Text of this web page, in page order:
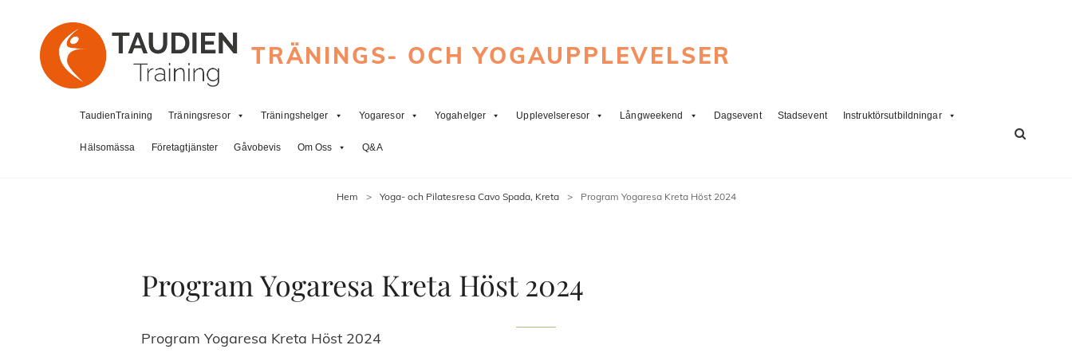
TRÄNINGS- OCH YOGAUPPLEVELSER
TaudienTraining Träningsresor Träningshelger Yogaresor Yogahelger Upplevelseresor Långweekend Dagsevent Stadsevent Instruktörsutbildningar
Hälsomässa Företagtjänster Gåvobevis Om Oss Q&A
Hem > Yoga- och Pilatesresa Cavo Spada, Kreta > Program Yogaresa Kreta Höst 2024
Program Yogaresa Kreta Höst 2024
Program Yogaresa Kreta Höst 2024